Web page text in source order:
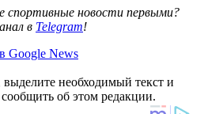
спортивные новости первыми?
в Telegram!
Google News
необходимый текст и
об этом редакции.